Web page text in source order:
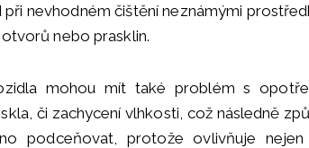
při nevhodném čištění neznámými
nebo prasklin.
mohou mít také problém s
či zachycení vlhkosti, což následně
podceňovat, protože ovlivňuje nejen